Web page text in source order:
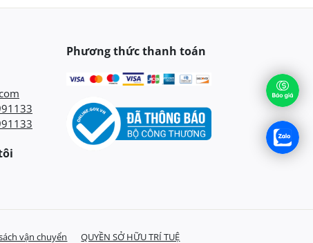
Phương thức thanh toán
vận chuyển QUYỀN SỞ HỮU TRÍ TUỆ